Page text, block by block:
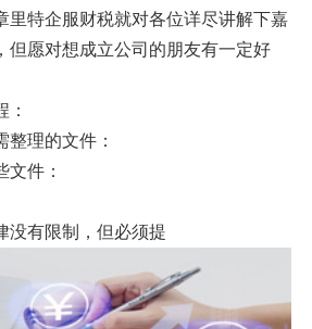
里特企服财税就对各位详尽讲解下嘉
但愿对想成立公司的朋友有一定好
理的文件：
文件：
没有限制，但必须提